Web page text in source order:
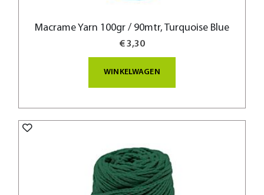
Macrame Yarn 100gr / 90mtr, Turquoise Blue
€ 3,30
WINKELWAGEN